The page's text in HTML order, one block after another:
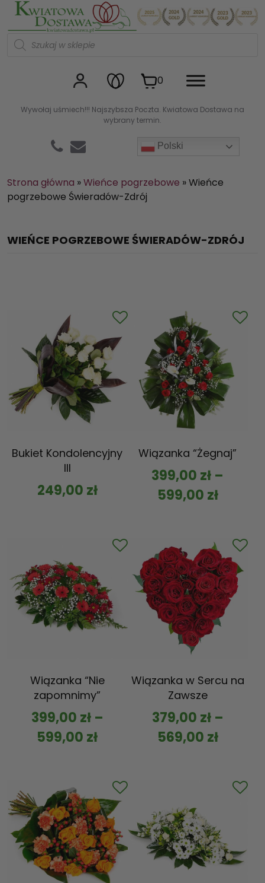
Wywołaj uśmiech!!! Najszybsza Poczta. Kwiatowa Dostawa na
wybrany termin.
Polski
Kwiaciarnia internetowa
W
d
u
k
0
Strona główna »Wieńce pogrzebowe »Wieńce
pogrzebowe Świeradów-Zdrój
WIEŃCE POGRZEBOWE ŚWIERADÓW-ZDRÓJ
Bukiet Kondolencyjny
III
249,00 zł
Wiązanka “Żegnaj”
399,00 zł –
599,00 zł
Wiązanka “Nie
zapomnimy”
399,00 zł–
599,00 zł
Wiązanka w Sercu na
Zawsze
379,00 zł–
569,00 zł